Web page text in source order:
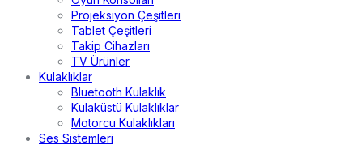
Projeksiyon Çeşitleri
Tablet Çeşitleri
Takip Cihazları
TV Ürünler
Kulaklıklar
Bluetooth Kulaklık
Kulaküstü Kulaklıklar
Motorcu Kulaklıkları
Ses Sistemleri